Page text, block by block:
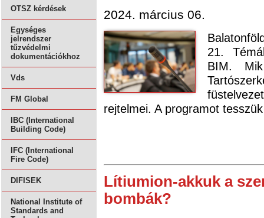
OTSZ kérdések
Egységes
jelrendszer
tűzvédelmi
dokumentációkhoz
Vds
FM Global
IBC (International
Building Code)
IFC (International
Fire Code)
DIFISEK
National Institute of
Standards and
2024. március 06.
21.
BIM.
rejtelmei. A programot
Lítiumion-akkuk a
bombák?